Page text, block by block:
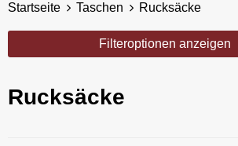
Startseite Taschen Rucksäcke
Filteroptionen anzeigen
Rucksäcke